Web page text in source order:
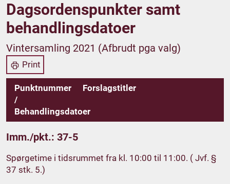
Dagsordenspunkter samt
behandlingsdatoer
Vintersamling 2021 (Afbrudt pga valg)
Print
Punktnummer
/
Behandlingsdatoer
Forslagstitler
Imm./pkt.: 37-5
Spørgetime i tidsrummet fra kl. 10:00 til 11:00. ( Jvf. §
37 stk. 5.)